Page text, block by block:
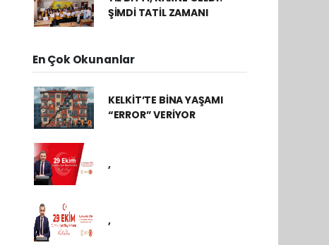
ŞİMDİ TATİL ZAMANI
En Çok Okunanlar
KELKİT’TE BİNA YAŞAMI
“ERROR” VERİYOR
,
,